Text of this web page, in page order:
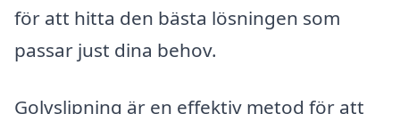
för att hitta den bästa lösningen som
passar just dina behov.
Golvslipning är en effektiv metod för att